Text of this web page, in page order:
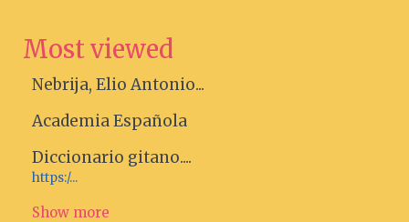
Most viewed
Nebrija, Elio Antonio...
Academia Española
Diccionario gitano....
https:/...
Show more